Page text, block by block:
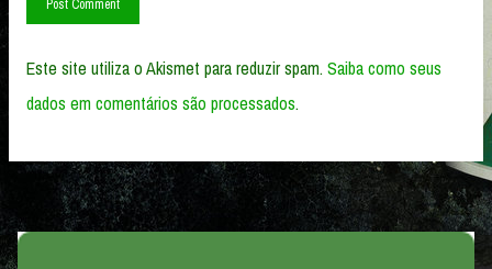
Este site utiliza o Akismet para reduzir spam.Saiba como seus
dados em comentários são processados.